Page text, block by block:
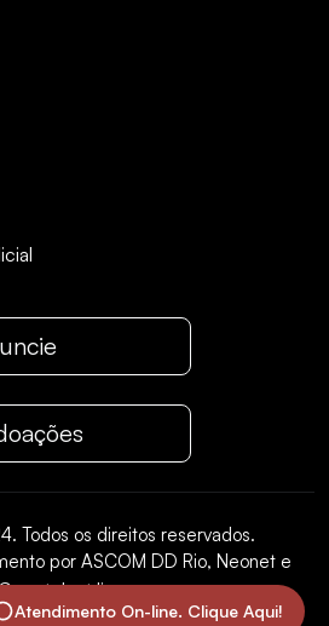
Todos os direitos reservados.
por ASCOM DD Rio, Neonet e
mídia.
Atendimento On-line. Clique Aqui!